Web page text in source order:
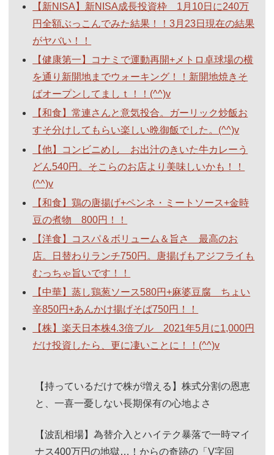
【新NISA】新NISA成長投資枠 1月10日に240万
円全額ぶっこんでみた結果！！3月23日現在の結果
がヤバい！！
【健康第一】コナミで運動再開+メトロ卓球場の横
を通り新開地までウォーキング！！新開地焼きそ
ばオープンしてましｔ！！(^^)v
【和食】常連さんと意気投合。ガーリック炒飯お
すそ分けしてもらい楽しい晩御飯でした。(^^)v
【他】コンビニめし お出汁のきいた牛カレーう
どん540円。そこらのお店より美味しいかも！！
(^^)v
【和食】鶏の唐揚げ+ペンネ・ミートソース+金時
豆の煮物 800円！！
【洋食】コスパ＆ボリューム＆旨さ 最高のお
店。日替わりランチ750円。唐揚げもアジフライも
むっちゃ旨いです！！
【中華】蒸し鶏葱ソース580円+麻婆豆腐 ちょい
辛850円+あんかけ揚げそば750円！！
【株】楽天日本株4.3倍ブル 2021年5月に1,000円
だけ投資したら、更に凄いことに！！(^^)v
【持っているだけで株が増える】株式分割の恩恵
と、一喜一憂しない長期保有の心地よさ
【波乱相場】為替介入とハイテク暴落で一時マイ
ナス400万円の地獄…！からの奇跡の「V字回